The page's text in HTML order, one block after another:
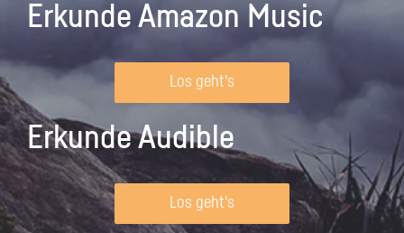
Erkunde Amazon Music
Los geht's
Erkunde Audible
Los geht's